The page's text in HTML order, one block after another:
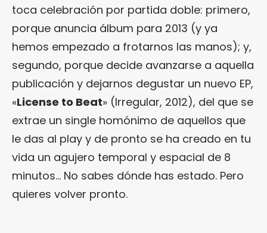
toca celebración por partida doble: primero,
porque anuncia álbum para 2013 (y ya
hemos empezado a frotarnos las manos); y,
segundo, porque decide avanzarse a aquella
publicación y dejarnos degustar un nuevo EP,
«License to Beat» (Irregular, 2012), del que se
extrae un single homónimo de aquellos que
le das al play y de pronto se ha creado en tu
vida un agujero temporal y espacial de 8
minutos… No sabes dónde has estado. Pero
quieres volver pronto.